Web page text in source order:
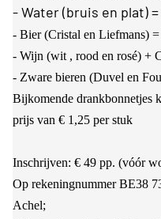
- Water (bruis en plat)
- Bier (Cristal en Liefmans) =
- Wijn (wit , rood en rosé) +
- Zware bieren (Duvel en
Bijkomende drankbonnetjes
prijs van € 1,25 per stuk
Inschrijven: € 49 pp. (vóór
Op rekeningnummer BE38
Achel;